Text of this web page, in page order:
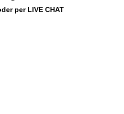
per LIVE CHAT